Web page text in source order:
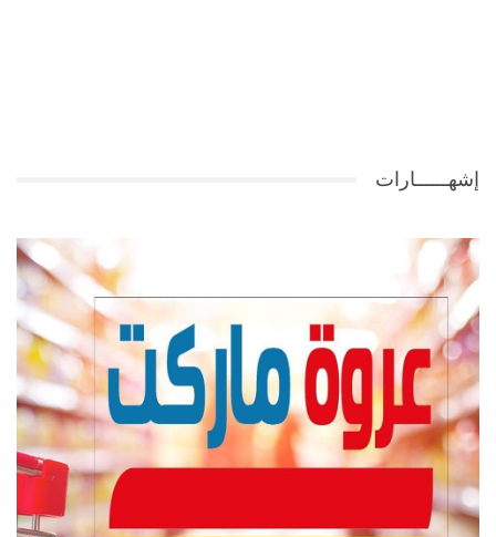
إشهــــــارات